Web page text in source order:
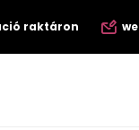
raktáron